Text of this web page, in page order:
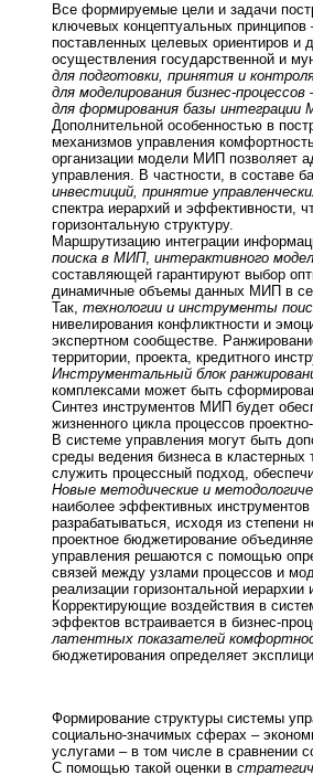
Все формируемые цели и задачи
ключевых концептуальных принципов
поставленных целевых ориентиров и
осуществления государственной и
для подготовки, принятия и
для моделирования бизнес-процессов
для формирования базы интеграции
Дополнительной особенностью в
механизмов управления
организации модели МИП позволяет
управления. В частности, в составе
инвестиций, принятие
спектра иерархий и эффективности,
горизонтальную структуру.
Маршрутизацию интеграции
поиска в МИП, интерактивного
составляющей гарантируют выбор
динамичные объемы данных МИП в
Так, технологии и инструменты
нивелирования конфликтности и
экспертном сообществе.
территории, проекта, кредитного
Инструментальный блок
комплексами может быть
Синтез инструментов МИП будет
жизненного цикла процессов
В системе управления могут быть
среды ведения бизнеса в кластерных
служить процессный подход,
Новые методические и
наиболее эффективных инструментов
разрабатываться, исходя из степени
проектное бюджетирование
управления решаются с помощью
связей между узлами процессов и
реализации горизонтальной иерархии
Корректирующие воздействия в
эффектов встраивается в бизнес-
латентных показателей
бюджетирования определяет
Формирование структуры системы
социально-значимых сферах –
услугами – в том числе в сравнении
С помощью такой оценки в